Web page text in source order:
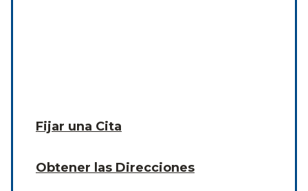
Fijar una Cita
Obtener las Direcciones